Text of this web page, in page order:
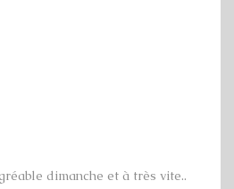
dimanche et à très vite..